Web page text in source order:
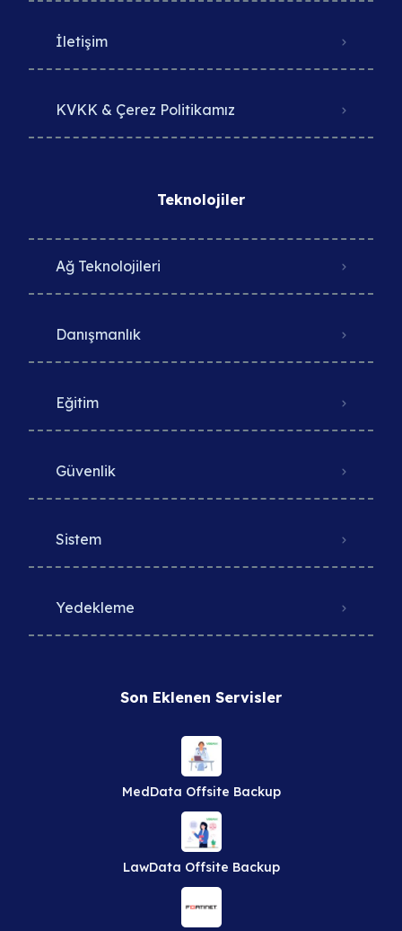
İletişim
KVKK & Çerez Politikamız
Teknolojiler
Ağ Teknolojileri
Danışmanlık
Eğitim
Güvenlik
Sistem
Yedekleme
Son Eklenen Servisler
MedData Offsite Backup
LawData Offsite Backup